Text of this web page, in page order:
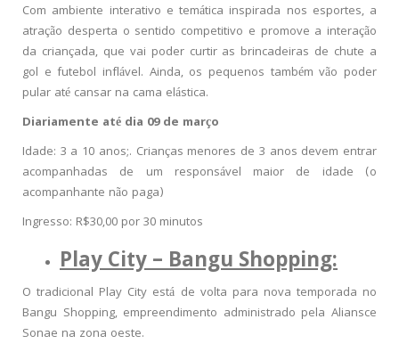
Com ambiente interativo e temática inspirada nos esportes, a
atração desperta o sentido competitivo e promove a interação
da criançada, que vai poder curtir as brincadeiras de chute a
gol e futebol inflável. Ainda, os pequenos também vão poder
pular até cansar na cama elástica.
Diariamente até dia 09 de março
Idade: 3 a 10 anos;. Crianças menores de 3 anos devem entrar
acompanhadas de um responsável maior de idade (o
acompanhante não paga)
Ingresso: R$30,00 por 30 minutos
Play City – Bangu Shopping:
O tradicional Play City está de volta para nova temporada no
Bangu Shopping, empreendimento administrado pela Aliansce
Sonae na zona oeste.